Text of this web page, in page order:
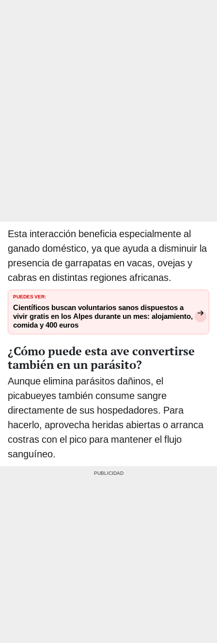
Esta interacción beneficia especialmente al
ganado doméstico, ya que ayuda a disminuir la
presencia de garrapatas en vacas, ovejas y
cabras en distintas regiones africanas.
PUEDES VER:
Científicos buscan voluntarios sanos dispuestos a
vivir gratis en los Alpes durante un mes: alojamiento,
comida y 400 euros
¿Cómo puede esta ave convertirse
también en un parásito?
Aunque elimina parásitos dañinos, el
picabueyes también consume sangre
directamente de sus hospedadores. Para
hacerlo, aprovecha heridas abiertas o arranca
costras con el pico para mantener el flujo
sanguíneo.